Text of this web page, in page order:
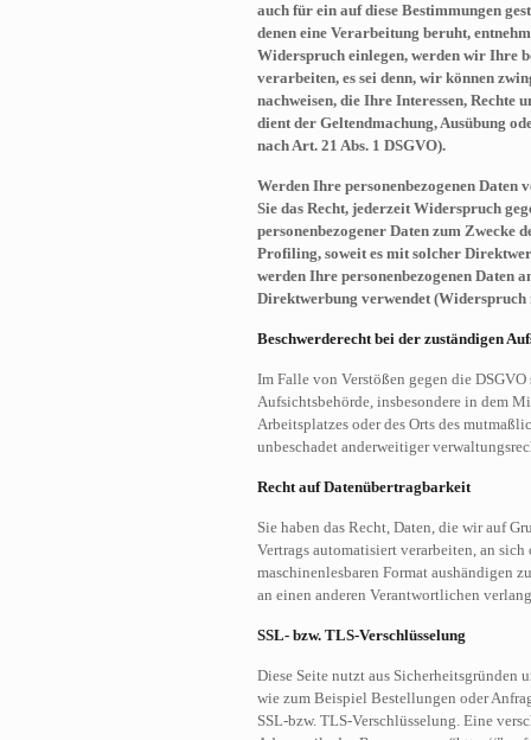
auch für ein auf diese Bestimmungen
denen eine Verarbeitung beruht,
Widerspruch einlegen, werden wir Ihre
verarbeiten, es sei denn, wir können
nachweisen, die Ihre Interessen, Rechte
dient der Geltendmachung, Ausübung
nach Art. 21 Abs. 1 DSGVO).
Werden Ihre personenbezogenen Daten
Sie das Recht, jederzeit Widerspruch
personenbezogener Daten zum Zwecke
Profiling, soweit es mit solcher
werden Ihre personenbezogenen Daten
Direktwerbung verwendet (Widerspruch
Beschwerderecht bei der zuständigen
Im Falle von Verstößen gegen die
Aufsichtsbehörde, insbesondere in dem
Arbeitsplatzes oder des Orts des
unbeschadet anderweitiger
Recht auf Datenübertragbarkeit
Sie haben das Recht, Daten, die wir auf
Vertrags automatisiert verarbeiten, an
maschinenlesbaren Format aushändigen
an einen anderen Verantwortlichen
SSL- bzw. TLS-Verschlüsselung
Diese Seite nutzt aus Sicherheitsgründen
wie zum Beispiel Bestellungen oder
SSL-bzw. TLS-Verschlüsselung. Eine